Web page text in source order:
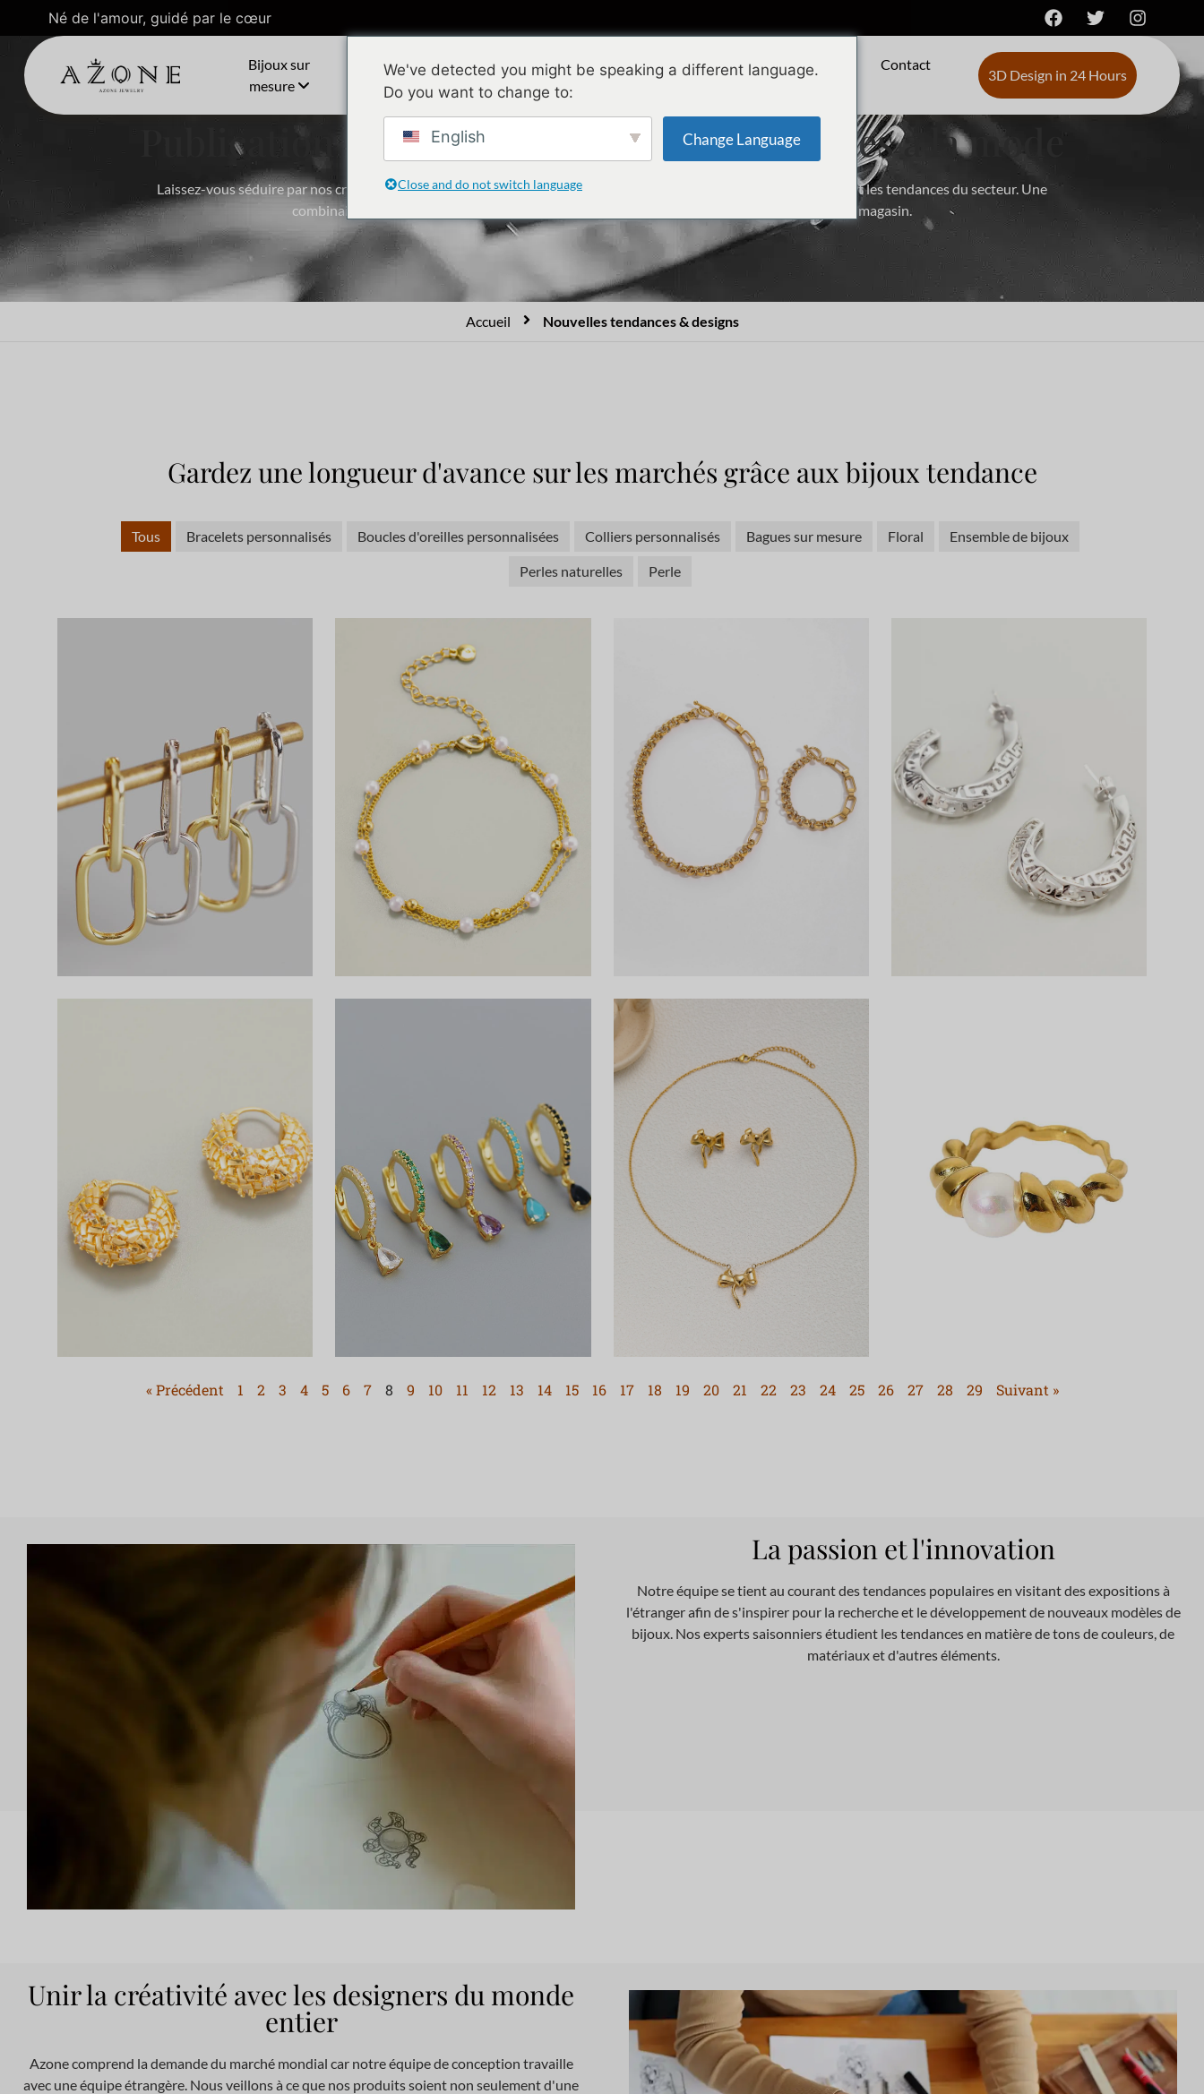
Né de l'amour, guidé par le cœur
Bijoux sur
mesure
Collections Conception Qualité A propos de Contact
3D Design in 24 Hours
Publication mensuelle de dessins et modèles à la mode
Laissez-vous séduire par nos créations innovantes de bijoux personnalisés qui honorent les traditions et définissent les tendances du secteur. Une
combinaison d'idées classiques et modernes qui constituent un excellent complément à tout magasin.
Accueil Nouvelles tendances & designs
Gardez une longueur d'avance sur les marchés grâce aux bijoux tendance
Tous Bracelets personnalisés Boucles d'oreilles personnalisées Colliers personnalisés Bagues sur mesure Floral Ensemble de bijoux
Perles naturelles Perle
« Précédent 1 2 3 4 5 6 7 8 9 10 11 12 13 14 15 16 17 18 19 20 21 22 23 24 25 26 27 28 29 Suivant »
La passion et l'innovation
Notre équipe se tient au courant des tendances populaires en visitant des expositions à
l'étranger afin de s'inspirer pour la recherche et le développement de nouveaux modèles de
bijoux. Nos experts saisonniers étudient les tendances en matière de tons de couleurs, de
matériaux et d'autres éléments.
Unir la créativité avec les designers du monde
entier
Azone comprend la demande du marché mondial car notre équipe de conception travaille
avec une équipe étrangère. Nous veillons à ce que nos produits soient non seulement d'une
We've detected you might be speaking a different language.
Do you want to change to:
English Change Language
Close and do not switch language